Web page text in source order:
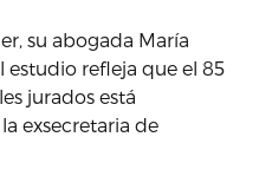
su abogada María
estudio refleja que el 85
jurados está
exsecretaria de